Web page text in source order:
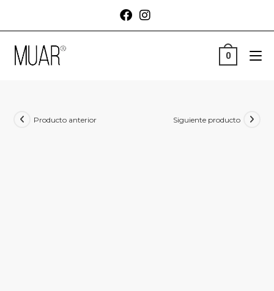
0
Producto anterior Siguiente producto